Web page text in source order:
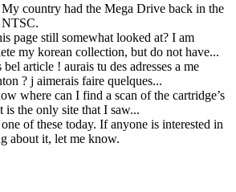
My country had the Mega Drive back in the
NTSC.
page still somewhat looked at? I am
my korean collection, but do not have...
bel article ! aurais tu des adresses a me
? j aimerais faire quelques...
where can I find a scan of the cartridge’s
is the only site that I saw...
of these today. If anyone is interested in
about it, let me know.